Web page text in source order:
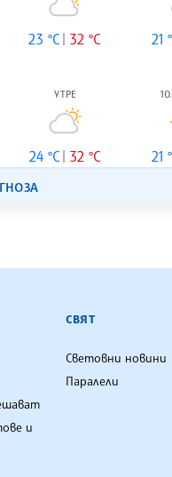
23 °C 32 °C 21
УТРЕ
24 °C 32 °C 21
и
СВЯТ
Световни новини
Паралели